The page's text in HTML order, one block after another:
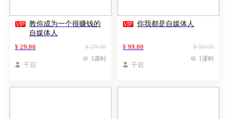
 教你成为一个很赚钱的
自媒体人
¥ 29.00
¥ 29.00
 千启
 1课时
 你我都是自媒体人
¥ 99.00
¥ 99.00
 千启
 1课时